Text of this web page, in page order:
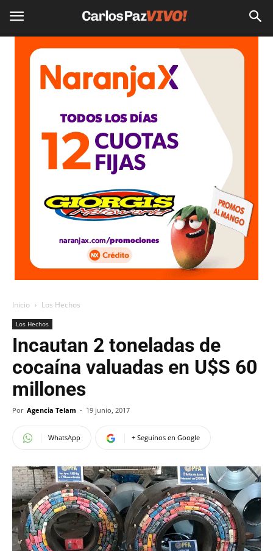
Inicio Los Hechos
Los Hechos
Incautan 2 toneladas de
cocaína valuadas en U$S 60
millones
Por Agencia Telam - 19 junio, 2017
WhatsApp + Seguinos en Google